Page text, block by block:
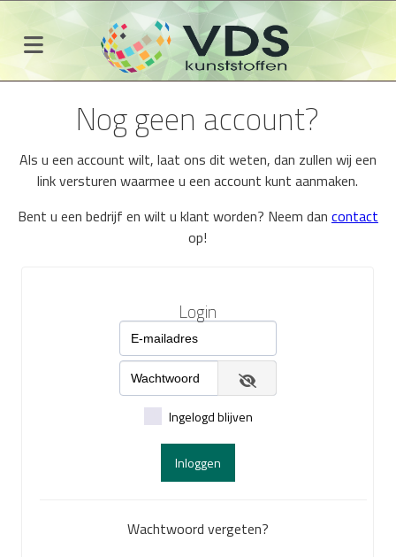
Nog geen account?
Als u een account wilt, laat ons dit weten, dan zullen wij een
link versturen waarmee u een account kunt aanmaken.
Bent u een bedrijf en wilt u klant worden? Neem dan contact
op!
Login
Ingelogd blijven
Inloggen
Wachtwoord vergeten?